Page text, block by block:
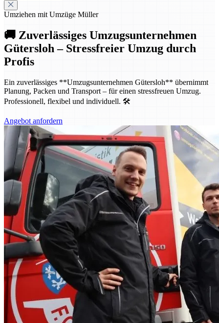
Umziehen mit Umzüge Müller
🚚 Zuverlässiges Umzugsunternehmen
Gütersloh – Stressfreier Umzug durch
Profis
Ein zuverlässiges **Umzugsunternehmen Gütersloh** übernimmt
Planung, Packen und Transport – für einen stressfreuen Umzug.
Professionell, flexibel und individuell. 🛠️
Angebot anfordern